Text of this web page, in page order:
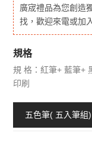
廣宬禮品為您創造
找，歡迎來電或加
規格
規 格：紅筆+ 藍筆+
印刷
五色筆( 五入筆組)